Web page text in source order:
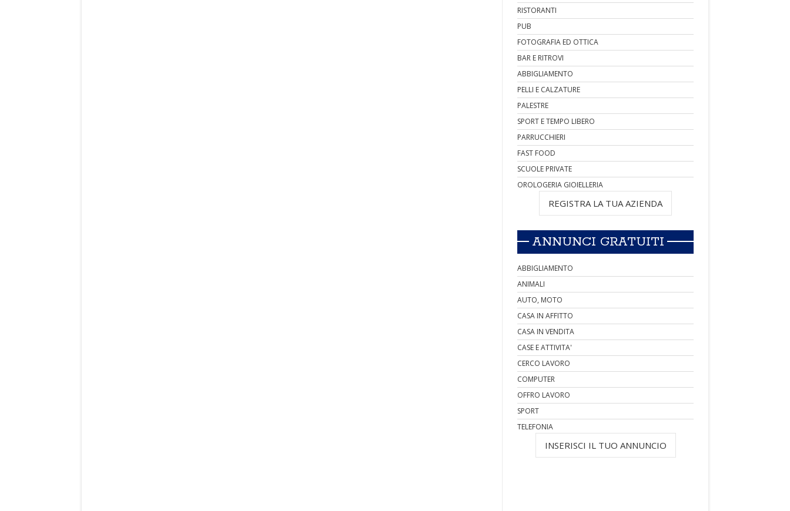
RISTORANTI
PUB
FOTOGRAFIA ED OTTICA
BAR E RITROVI
ABBIGLIAMENTO
PELLI E CALZATURE
PALESTRE
SPORT E TEMPO LIBERO
PARRUCCHIERI
FAST FOOD
SCUOLE PRIVATE
OROLOGERIA GIOIELLERIA
REGISTRA LA TUA AZIENDA
ANNUNCI GRATUITI
ABBIGLIAMENTO
ANIMALI
AUTO, MOTO
CASA IN AFFITTO
CASA IN VENDITA
CASE E ATTIVITA'
CERCO LAVORO
COMPUTER
OFFRO LAVORO
SPORT
TELEFONIA
INSERISCI IL TUO ANNUNCIO